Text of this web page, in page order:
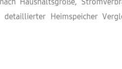
Haushaltsgröße,
Heimspeicher